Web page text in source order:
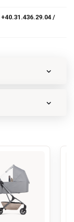
+40.31.436.29.04 /